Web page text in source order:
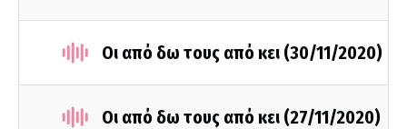
Οι από δω τους από κει (30/11/2020)
Οι από δω τους από κει (27/11/2020)